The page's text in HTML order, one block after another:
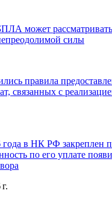
может
силы
правила
связанных с
года в НК РФ закреплен
по его уплате